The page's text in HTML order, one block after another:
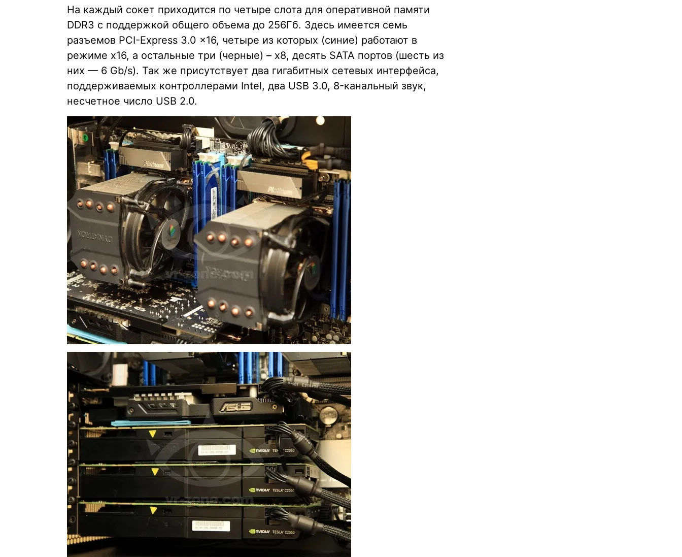
На каждый сокет приходится по четыре слота для оперативной памяти
DDR3 с поддержкой общего объема до 256Гб. Здесь имеется семь
разъемов PCI-Express 3.0 x16, четыре из которых (синие) работают в
режиме x16, а остальные три (черные) – x8, десять SATA портов (шесть из
них — 6 Gb/s). Так же присутствует два гигабитных сетевых интерфейса,
поддерживаемых контроллерами Intel, два USB 3.0, 8-канальный звук,
несчетное число USB 2.0.